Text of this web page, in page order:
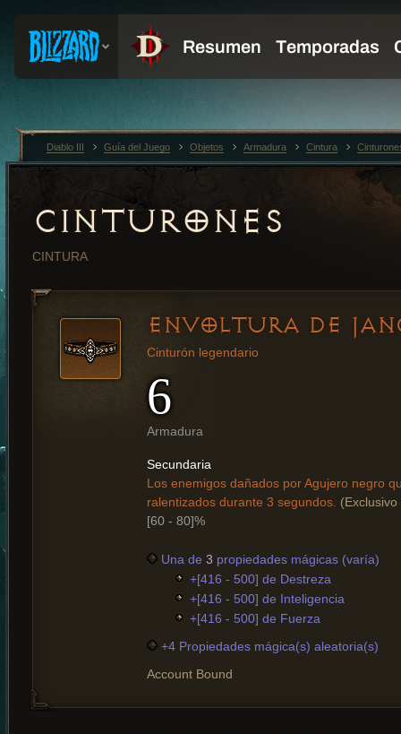
CINTURONES
CINTURA
ENVOLTURA DE
Cinturón legendario
6
Armadura
Secundaria
Los enemigos dañados por Agujero negro
ralentizados durante 3 segundos.
[60 - 80]%
Una de 3 propiedades mágicas (varía)
+[416 - 500] de Destreza
+[416 - 500] de Inteligencia
+[416 - 500] de Fuerza
+4 Propiedades mágica(s) aleatoria(s)
Account Bound
Diablo III Guía del Juego Objetos Armadura Cintura